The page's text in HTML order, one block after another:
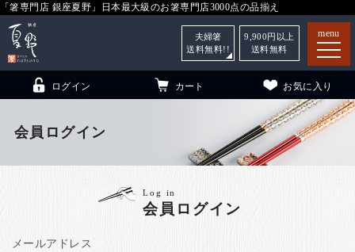
「箸専門店 銀座夏野」日本最大級のお箸専門店3000点の品揃え
menu
（贈答用・自宅用）
銀座夏野・箸長
ログイン カート お気に入り
夫婦箸
送料無料!!
9,900 円以上
送料無料
会員ログイン
Log in
会員ログイン
メールアドレス